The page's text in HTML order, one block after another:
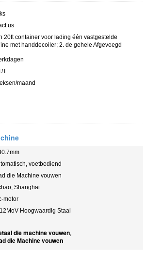
us
20ft container voor lading één vastgestelde
met handdecoiler; 2. de gehele Afgeveegd
T
maand
voetbediend
die Machine vouwen
Shanghai
motor
Hoogwaardig Staal
die machine vouwen,
die Machine vouwen